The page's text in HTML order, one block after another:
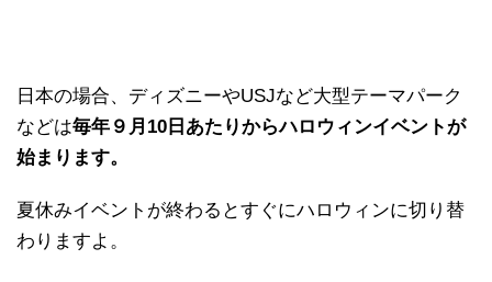
日本の場合、ディズニーやUSJなど大型テーマパーク
などは毎年９月10日あたりからハロウィンイベントが
始まります。
夏休みイベントが終わるとすぐにハロウィンに切り替
わりますよ。